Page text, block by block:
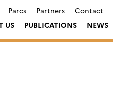
Parcs Partners
Contact
US PUBLICATIONS NEWS